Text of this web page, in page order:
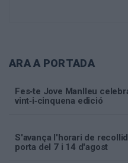
ARA A PORTADA
Fes‑te Jove Manlleu
vint‑i‑cinquena edició
S'avança l'horari de
porta del 7 i 14 d'agost